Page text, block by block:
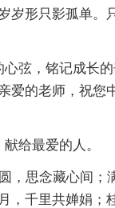
岁形只影孤单。
心弦，铭记成长
爱的老师，祝您
给最爱的人。
，思念藏心间；
，千里共婵娟；